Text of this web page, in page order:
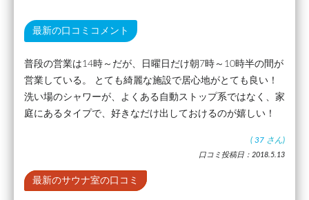
最新の口コミコメント
普段の営業は14時～だが、日曜日だけ朝7時～10時半の間が
営業している。 とても綺麗な施設で居心地がとても良い！
洗い場のシャワーが、よくある自動ストップ系ではなく、家
庭にあるタイプで、好きなだけ出しておけるのが嬉しい！
( 37 さん)
口コミ投稿日：2018.5.13
最新のサウナ室の口コミ